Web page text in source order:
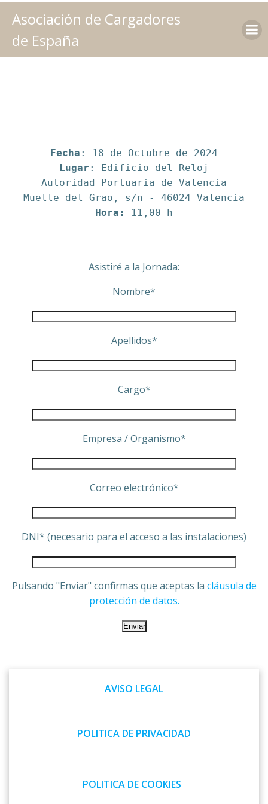
Saltar
al
Asociación de Cargadores
de España
Fecha
Lugar : Edificio del Reloj
Autoridad Portuaria de Valencia
Hora:
11,00 h
Asistiré a la Jornada:
Nombre*
Apellidos*
Cargo*
Empresa / Organismo*
Correo electrónico*
DNI* (necesario para el acceso a las instalaciones)
Pulsando "Enviar" confirmas que aceptas la cláusula de
protección de datos.
AVISO LEGAL
POLITICA DE PRIVACIDAD
POLITICA DE COOKIES